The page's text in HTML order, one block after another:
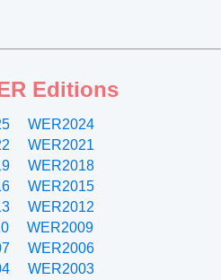
Editions
WER2024
WER2021
WER2018
WER2015
WER2012
WER2009
WER2006
WER2003